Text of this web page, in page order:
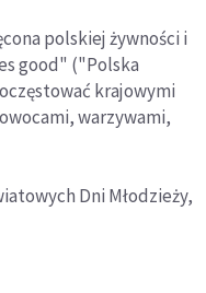
polskiej żywności i
good" ("Polska
krajowymi
warzywami,
Dni Młodzieży,